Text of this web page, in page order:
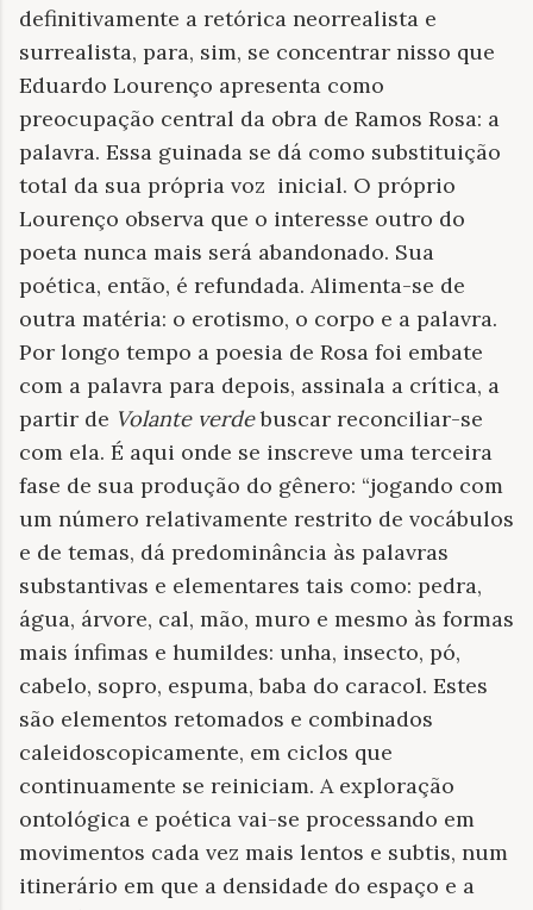
definitivamente a retórica neorrealista e
surrealista, para, sim, se concentrar nisso que
Eduardo Lourenço apresenta como
preocupação central da obra de Ramos Rosa: a
palavra. Essa guinada se dá como substituição
total da sua própria voz inicial. O próprio
Lourenço observa que o interesse outro do
poeta nunca mais será abandonado. Sua
poética, então, é refundada. Alimenta-se de
outra matéria: o erotismo, o corpo e a palavra.
Por longo tempo a poesia de Rosa foi embate
com a palavra para depois, assinala a crítica, a
partir de Volante verdebuscar reconciliar-se
com ela. É aqui onde se inscreve uma terceira
fase de sua produção do gênero: “jogando com
um número relativamente restrito de vocábulos
e de temas, dá predominância às palavras
substantivas e elementares tais como: pedra,
água, árvore, cal, mão, muro e mesmo às formas
mais ínfimas e humildes: unha, insecto, pó,
cabelo, sopro, espuma, baba do caracol. Estes
são elementos retomados e combinados
caleidoscopicamente, em ciclos que
continuamente se reiniciam. A exploração
ontológica e poética vai-se processando em
movimentos cada vez mais lentos e subtis, num
itinerário em que a densidade do espaço e a